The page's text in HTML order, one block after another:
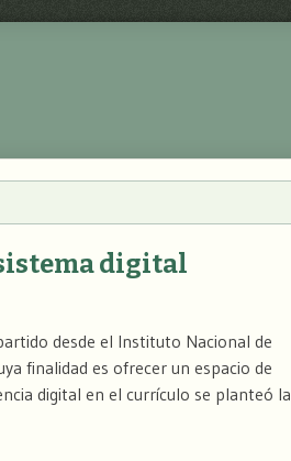
digital
desde el Instituto Nacional de
finalidad es ofrecer un espacio de
digital en el currículo se planteó la